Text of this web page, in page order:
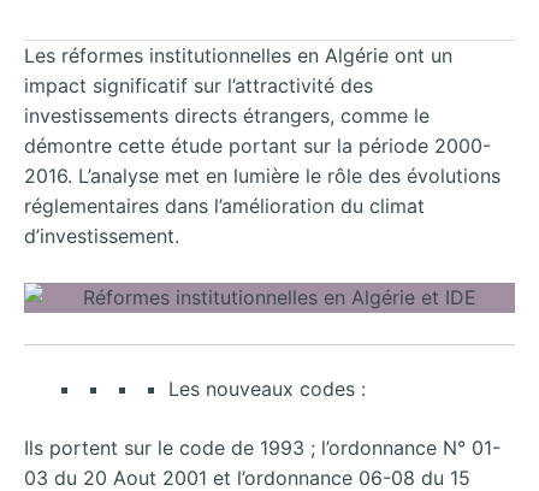
Les réformes institutionnelles en Algérie ont un
impact significatif sur l’attractivité des
investissements directs étrangers, comme le
démontre cette étude portant sur la période 2000-
2016. L’analyse met en lumière le rôle des évolutions
réglementaires dans l’amélioration du climat
d’investissement.
Les nouveaux codes :
Ils portent sur le code de 1993 ; l’ordonnance N° 01-
03 du 20 Aout 2001 et l’ordonnance 06-08 du 15